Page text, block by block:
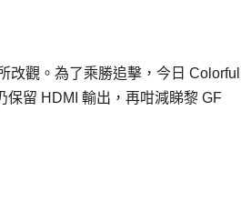
改觀。為了乘勝追擊，今日
保留 HDMI 輸出，再咁減睇黎 GF